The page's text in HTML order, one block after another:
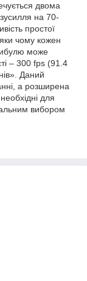
двома
на 70-
простої
чому кожен
може
– 300 fps (91.4
Даний
а розширена
для
вибором